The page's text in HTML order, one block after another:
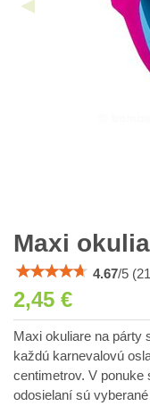
Maxi
4.67/5 (21
2,45 €
Maxi okuliare na párty
každú karnevalovú
centimetrov. V ponuke
odosielaní sú